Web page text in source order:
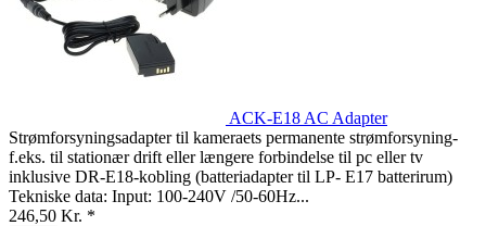
ACK-E18 AC Adapter
Strømforsyningsadapter til kameraets permanente strømforsyning-
f.eks. til stationær drift eller længere forbindelse til pc eller tv
inklusive DR-E18-kobling (batteriadapter til LP- E17 batterirum)
Tekniske data: Input: 100-240V /50-60Hz...
246,50 Kr. *